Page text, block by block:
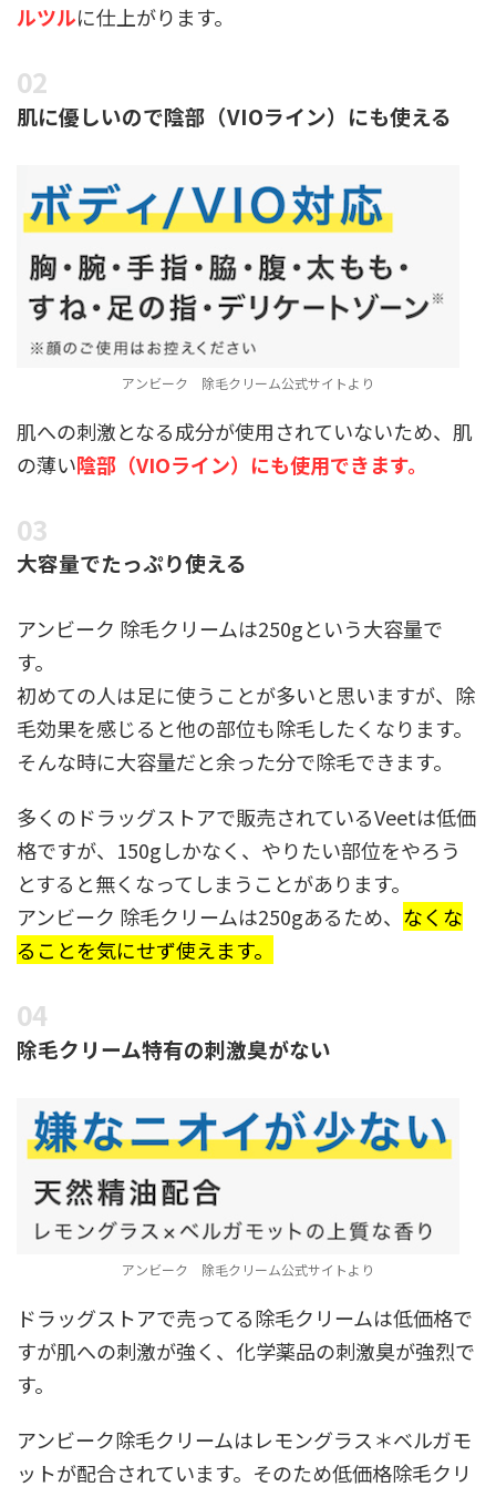
ルツルに仕上がります。
肌に優しいので陰部（VIOライン）にも使える
アンビーク 除毛クリーム公式サイトより
肌への刺激となる成分が使用されていないため、肌
の薄い陰部（VIOライン）にも使用できます。
大容量でたっぷり使える
アンビーク 除毛クリームは250gという大容量で
す。
初めての人は足に使うことが多いと思いますが、除
毛効果を感じると他の部位も除毛したくなります。
そんな時に大容量だと余った分で除毛できます。
多くのドラッグストアで販売されているVeetは低価
格ですが、150gしかなく、やりたい部位をやろう
とすると無くなってしまうことがあります。
アンビーク 除毛クリームは250gあるため、 なくな
ることを気にせず使えます。
除毛クリーム特有の刺激臭がない
アンビーク 除毛クリーム公式サイトより
ドラッグストアで売ってる除毛クリームは低価格で
すが肌への刺激が強く、化学薬品の刺激臭が強烈で
す。
アンビーク除毛クリームはレモングラス＊ベルガモ
ットが配合されています。そのため低価格除毛クリ